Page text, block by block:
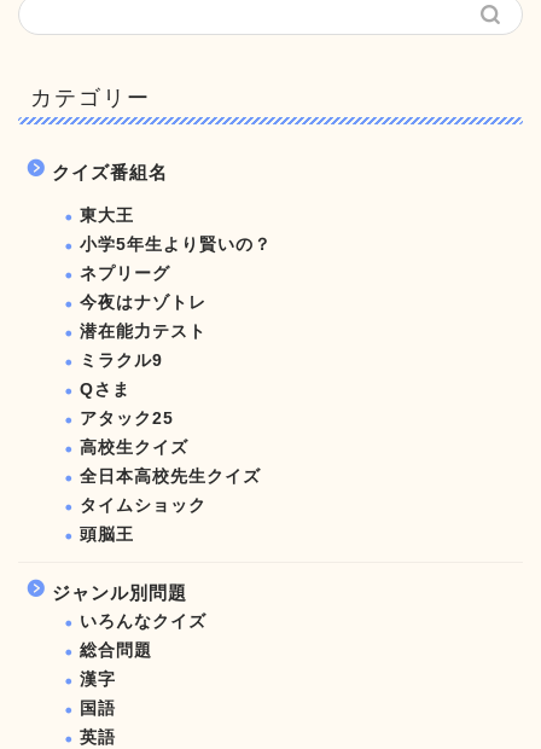
カテゴリー
クイズ番組名
東大王
小学5年生より賢いの？
ネプリーグ
今夜はナゾトレ
潜在能力テスト
ミラクル9
Qさま
アタック25
高校生クイズ
全日本高校先生クイズ
タイムショック
頭脳王
ジャンル別問題
いろんなクイズ
総合問題
漢字
国語
英語